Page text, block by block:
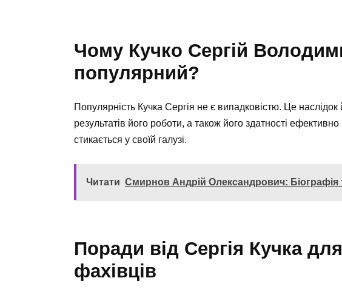
Чому Кучко Сергій
популярний?
Популярність Кучка Сергія не є випадковістю. Це наслідок
результатів його роботи, а також його здатності
стикається у своїй галузі.
Читати Смирнов Андрій Олександрович: Біографія
Поради від Сергія Кучка
фахівців